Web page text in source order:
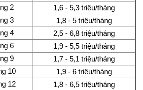
2
1,6 - 5,3 triệu/tháng
3
1,8 - 5 triệu/tháng
4
2,5 - 6,8 triệu/tháng
6
1,9 - 5,5 triệu/tháng
9
1,7 - 5,1 triệu/tháng
10
1,9 - 6 triệu/tháng
12
1,8 - 6,5 triệu/tháng